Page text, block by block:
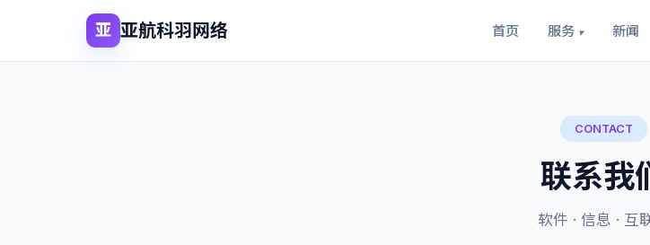
亚 亚航科羽网络 首页 服务 ▾ 新闻
CONTACT
联系我
软件 · 信息 · 互